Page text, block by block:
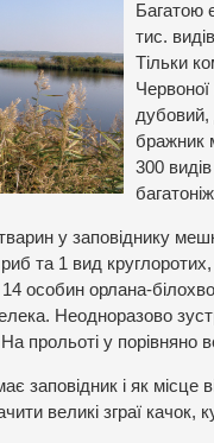
Багатою
тис.
Тільки
дубовий,
бражник
300
у заповіднику
та 1 вид
особин орлана-
Неодноразово
прольоті у порівняно
заповідник і як місце
великі зграї качок,